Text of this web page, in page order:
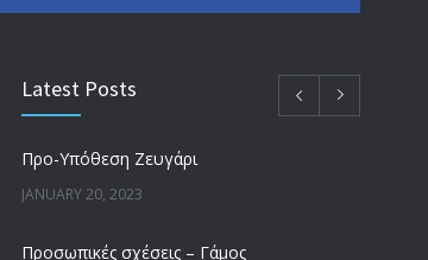
Latest Posts
Προ-Υπόθεση Ζευγάρι
JANUARY 20, 2023
Προσωπικές σχέσεις – Γάμος